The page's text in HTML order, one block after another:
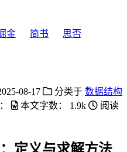
金 简书 思否
08-17 分类于 数据结构
本文字数： 1.9k
阅读
定义与求解方法